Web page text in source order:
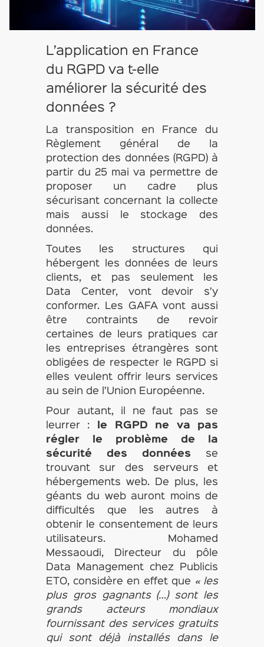
L’application en France
du RGPD va t-elle
améliorer la sécurité des
données ?
La transposition en France du
Règlement général de la
protection des données (RGPD) à
partir du 25 mai va permettre de
proposer un cadre plus
sécurisant concernant la collecte
mais aussi le stockage des
données.
Toutes les structures qui
hébergent les données de leurs
clients, et pas seulement les
Data Center, vont devoir s’y
conformer. Les GAFA vont aussi
être contraints de revoir
certaines de leurs pratiques car
les entreprises étrangères sont
obligées de respecter le RGPD si
elles veulent offrir leurs services
au sein de l’Union Européenne.
Pour autant, il ne faut pas se
leurrer :
le RGPD ne va pas
régler le problème de la
sécurité des données se
trouvant sur des serveurs et
hébergements web. De plus, les
géants du web auront moins de
difficultés que les autres à
obtenir le consentement de leurs
utilisateurs. Mohamed
Messaoudi, Directeur du pôle
Data Management chez Publicis
ETO, considère en effet que « les
plus gros gagnants (…) sont les
grands acteurs mondiaux
fournissant des services gratuits
qui sont déjà installés dans le